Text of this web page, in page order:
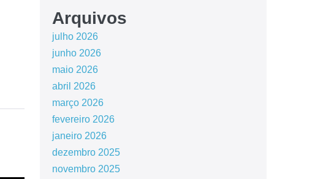
Arquivos
julho 2026
junho 2026
maio 2026
abril 2026
março 2026
fevereiro 2026
janeiro 2026
dezembro 2025
novembro 2025